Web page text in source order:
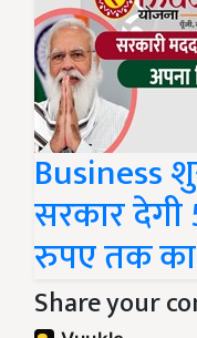
Business
सरकार
रुपए तक
Share your